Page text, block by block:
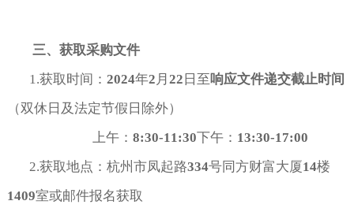
三、获取采购文件
1.获取时间：2024年2 月22 日至响应文件递交截止时间
（双休日及法定节假日除外）
上午：8:30-11:30下午： 13:30-17:00
2.获取地点：杭州市凤起路334号同方财富大厦14楼
1409室或邮件报名获取